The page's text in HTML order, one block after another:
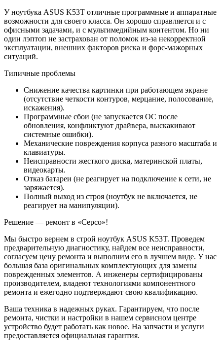
У ноутбука ASUS K53T отличные программные и аппаратные
возможности для своего класса. Он хорошо справляется и с
офисными задачами, и с мультимедийным контентом. Но ни
один лэптоп не застрахован от поломок из-за некорректной
эксплуатации, внешних факторов риска и форс-мажорных
ситуаций.
Типичные проблемы
Снижение качества картинки при работающем экране
(отсутствие четкости контуров, мерцание, полосование,
искажения).
Программные сбои (не запускается ОС после
обновления, конфликтуют драйвера, выскакивают
системные ошибки).
Механические повреждения корпуса разного масштаба и
клавиатуры.
Неисправности жесткого диска, материнской платы,
видеокарты.
Отказ батареи (не реагирует на подключение к сети, не
заряжается).
Полный выход из строя (ноутбук не включается, не
реагирует на манипуляции).
Решение — ремонт в «Серсо»!
Мы быстро вернем в строй ноутбук ASUS K53T. Проведем
предварительную диагностику, найдем все неисправности,
согласуем цену ремонта и выполним его в лучшем виде. У нас
большая база оригинальных комплектующих для замены
поврежденных элементов. А инженеры сертифицированы
производителем, владеют технологиями компонентного
ремонта и ежегодно подтверждают свою квалификацию.
Ваша техника в надежных руках. Гарантируем, что после
ремонта, чистки и настройки в нашем сервисном центре
устройство будет работать как новое. На запчасти и услуги
предоставляется официальная гарантия.